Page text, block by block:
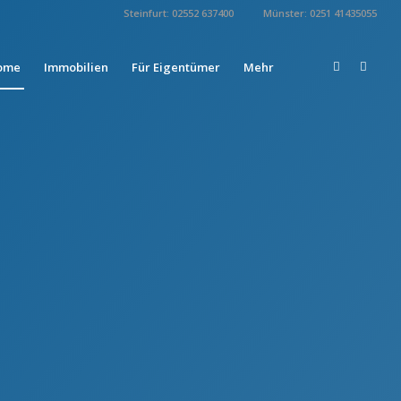
Steinfurt: 02552 637400 Münster: 0251 41435055
Immobilien Für Eigentümer Mehr